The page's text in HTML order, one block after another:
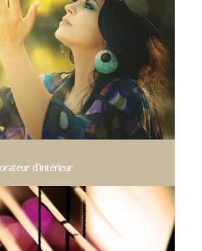
d’intérieur